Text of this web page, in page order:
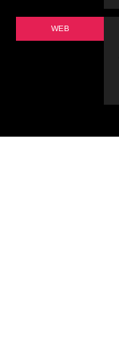
WEB